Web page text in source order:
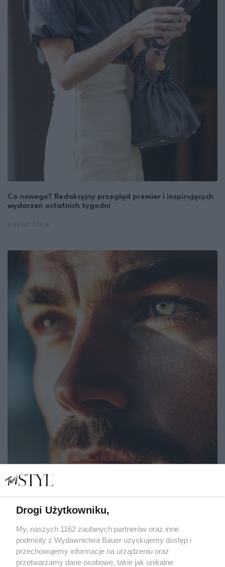
Co nowego? Redakcyjny przegląd premier i inspirujących
wydarzeń ostatnich tygodni
słowa, które zostaną zapamiętane
MARIANNA WALISZEWSKA
Drogi Użytkowniku,
My, naszych 1162 zaufanych partnerów oraz inne
podmioty z Wydawnictwa Bauer uzyskujemy dostęp i
przechowujemy informacje na urządzeniu oraz
przetwarzamy dane osobowe, takie jak unikalne